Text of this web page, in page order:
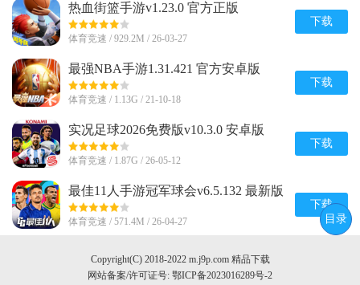
热血街篮手游v1.23.0 官方正版
体育竞速 / 929.2M / 26-03-27
下载
最强NBA手游1.31.421 官方安卓版
体育竞速 / 1.13G / 21-10-18
下载
实况足球2026免费版v10.3.0 安卓版
体育竞速 / 1.87G / 26-05-12
下载
最佳11人手游冠军球会v6.5.132 最新版
体育竞速 / 571.4M / 26-04-27
下载
Copyright(C) 2018-2022 m.j9p.com 精品下载
网站备案/许可证号: 鄂ICP备2023016289号-2
目录